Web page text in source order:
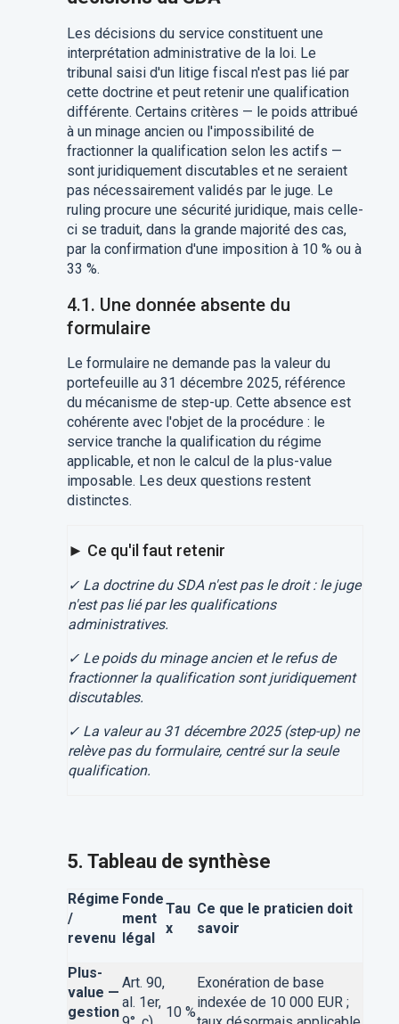
Les décisions du service constituent une
interprétation administrative de la loi. Le
tribunal saisi d'un litige fiscal n'est pas lié par
cette doctrine et peut retenir une qualification
différente. Certains critères — le poids attribué
à un minage ancien ou l'impossibilité de
fractionner la qualification selon les actifs —
sont juridiquement discutables et ne seraient
pas nécessairement validés par le juge. Le
ruling procure une sécurité juridique, mais celle-
ci se traduit, dans la grande majorité des cas,
par la confirmation d'une imposition à 10 % ou à
33 %.
4.1. Une donnée absente du
formulaire
Le formulaire ne demande pas la valeur du
portefeuille au 31 décembre 2025, référence
du mécanisme de step-up. Cette absence est
cohérente avec l'objet de la procédure : le
service tranche la qualification du régime
applicable, et non le calcul de la plus-value
imposable. Les deux questions restent
distinctes.
► Ce qu'il faut retenir
✓ La doctrine du SDA n'est pas le droit : le juge
n'est pas lié par les qualifications
administratives.
✓ Le poids du minage ancien et le refus de
fractionner la qualification sont juridiquement
discutables.
✓ La valeur au 31 décembre 2025 (step-up) ne
relève pas du formulaire, centré sur la seule
qualification.
5. Tableau de synthèse
Régime
/
revenu
Fonde
ment
légal
Tau
x
Ce que le praticien doit
savoir
Plus-
value —
gestion
Art. 90,
al. 1er,
10 %
Exonération de base
indexée de 10 000 EUR ;